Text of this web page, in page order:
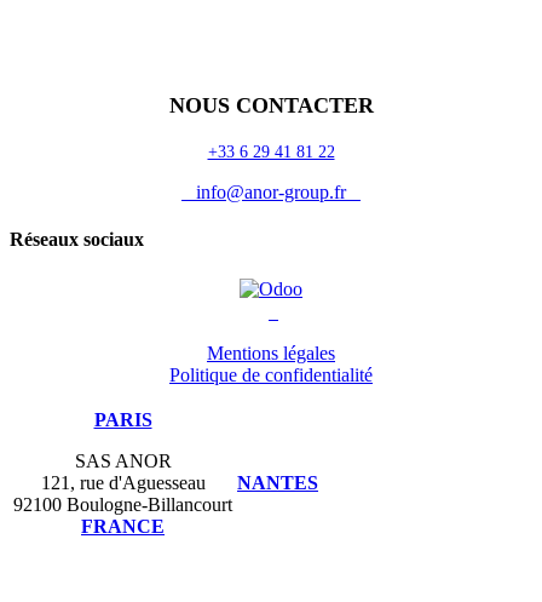
NOUS CONTACTER
+33 6 29 41 81 22
info@anor-group.fr
Réseaux sociaux
Mentions légales
Politique de confidentialité
PARIS
SAS ANOR
121, rue d'Aguesseau
92100 Boulogne-Billancourt
FRANCE
NANTES